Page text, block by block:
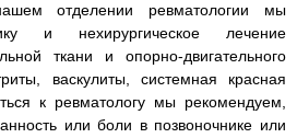
отделении ревматологии мы
и нехирургическое лечение
ткани и опорно-двигательного
васкулиты, системная красная
к ревматологу мы рекомендуем,
или боли в позвоночнике или